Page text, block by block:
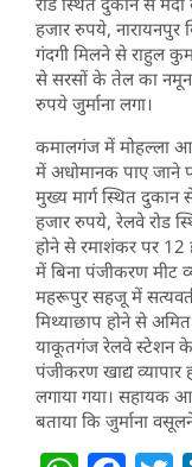
हजार रुपये, नारायनपुर
गंदगी मिलने से राहुल
से सरसों के तेल का
रुपये जुर्माना लगा।
कमालगंज में मोहल्ला
में अधोमानक पाए जाने
मुख्य मार्ग स्थित
हजार रुपये, रेलवे रोड
होने से रमाशंकर पर 12
में बिना पंजीकरण मीट
महरूपुर सहजू में
मिथ्याछाप होने से
याकूतगंज रेलवे स्टेशन के
पंजीकरण खाद्य व्यापार
लगाया गया। सहायक
बताया कि जुर्माना